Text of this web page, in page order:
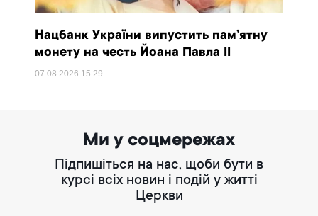
Нацбанк України випустить пам’ятну
монету на честь Йоана Павла II
07.08.2026 15:29
Ми у соцмережах
Підпишіться на нас, щоби бути в
курсі всіх новин і подій у житті
Церкви